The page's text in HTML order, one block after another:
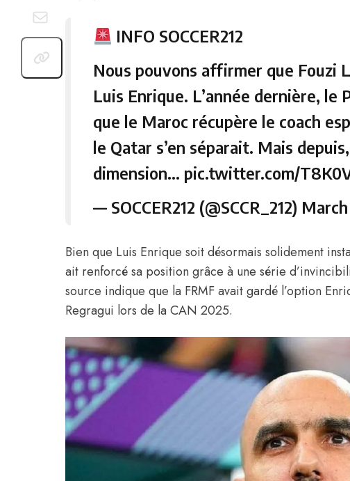
INFO SOCCER212
Nous pouvons affirmer que Fouzi
Luis Enrique. L’année dernière,
que le Maroc récupère le coach
le Qatar s’en séparait. Mais
dimension… pic.twitter.com/
— SOCCER212 (@SCCR_212)
Bien que Luis Enrique soit désormais solidement
ait renforcé sa position grâce à une série
source indique que la FRMF avait gardé l’option
Regragui lors de la CAN 2025.